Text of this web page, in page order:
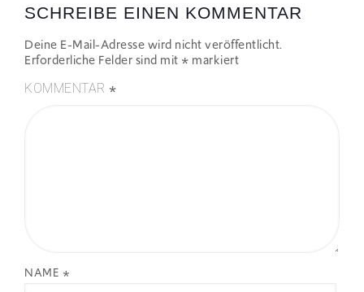
SCHREIBE EINEN KOMMENTAR
Deine E-Mail-Adresse wird nicht veröffentlicht.
Erforderliche Felder sind mit * markiert
KOMMENTAR *
NAME *